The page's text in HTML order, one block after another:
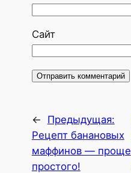
Сайт
←
Предыдущая:
Рецепт банановых
маффинов — проще
простого!